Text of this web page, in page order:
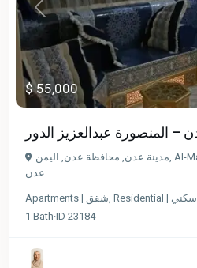
Previous
$ 55,000
مدينة عدن, محافظة عدن, اليمن,
عدن
Apartments | شقق, Residential | سكني
1 Bath·ID 23184